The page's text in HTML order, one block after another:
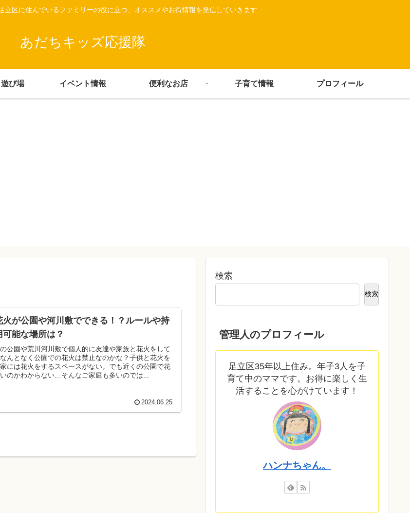
立区に住んでいるファミリーの役に立つ、オススメやお得情報を発信していきます
あだちキッズ応援隊
び場 イベント情報 便利なお店 子育て情報 プロフィール
火が公園や河川敷でできる！？ルールや持
能な場所は？
公園や荒川河川敷で個人的に友達や家族と花火をして
んとなく公園での花火は禁止なのかな？子供と花火を
には花火をするスペースがない。でも近くの公園で花
のかわからない…そんなご家庭も多いのでは...
2024.06.25
検索
検索
管理人のプロフィール
足立区35年以上住み。年子3人を子
育て中のママです。お得に楽しく生
活することを心がけています！
ハンナちゃん。